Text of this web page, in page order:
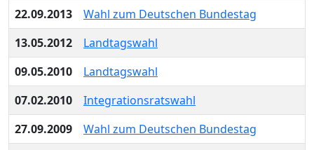
22.09.2013
Wahl zum Deutschen Bundestag
13.05.2012
Landtagswahl
09.05.2010
Landtagswahl
07.02.2010
Integrationsratswahl
27.09.2009
Wahl zum Deutschen Bundestag